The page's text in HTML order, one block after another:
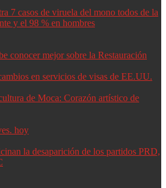
7 casos de viruela del mono todos de la
y el 98 % en hombres
conocer mejor sobre la Restauración
en servicios de visas de EE.UU.
de Moca: Corazón artístico de
hoy
la desaparición de los partidos PRD,